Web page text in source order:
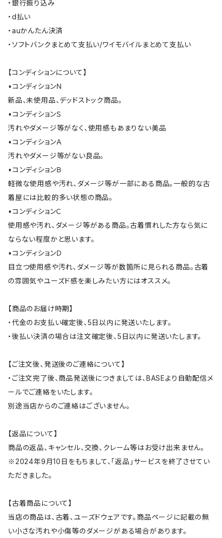
・銀行振り込み
・d払い
・auかんたん決済
・ソフトバンクまとめて支払い/ワイモバイルまとめて支払い
【コンディションについて】
•コンディションＮ
新品、未使用品、デッドストック商品。
•コンディションＳ
汚れやダメージ等がなく、使用感もあまりない美品
•コンディションＡ
汚れやダメージ等がない良品。
•コンディションＢ
軽微な使用感や汚れ、ダメージ等が一部にある商品。一般的な古
着屋には比較的多い状態の商品。
•コンディションＣ
使用感や汚れ、ダメージ等がある商品。古着慣れした方なら気に
ならない程度かと思います。
•コンディションＤ
目立つ使用感や汚れ、ダメージ等が数箇所に見られる商品。古着
の雰囲気やユーズド感を楽しみたい方にはオススメ。
【商品のお届け時期】
・代金のお支払い確定後、5日以内に発送いたします。
・後払い決済の場合は注文確定後、5日以内に発送いたします。
【ご注文後、発送後のご連絡について】
・ご注文完了後、商品発送後につきましては、BASEより自動配信メ
ールでご連絡をいたします。
別途当店からのご連絡はございません。
【返品について】
商品の返品、キャンセル、交換、クレーム等はお受け出来ません。
※2024年9月10日をもちまして、「返品」サービスを終了させてい
ただきました。
【古着商品について】
当店の商品は、古着、ユーズドウェアです。商品ページに記載の無
い小さな汚れや小傷等のダメージがある場合があります。